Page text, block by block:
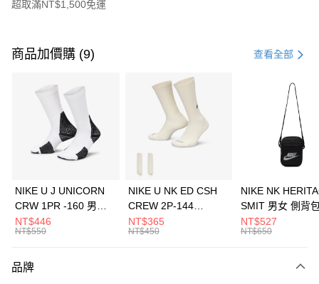
超取滿NT$1,500免運
信用卡一次付款
3 期 0 利率 每期 21家銀行
合作金庫商業銀行
第一商業銀行
華南商業銀行
彰化商業銀行
上海商業儲蓄銀行
元大商業銀行
台灣樂天信用卡公司
Apple Pay
全盈+PAY
AFTEE先享後付
【關於「AFTEE先享後付」】
商品加價購 (9) 查看全部
NIKE U J UNICORN
CRW 1PR -160 男女
中統襪 FZ3393100
NT$446
NT$550
NIKE U NK ED CSH
CREW 2P-144
EMBRDY 男女 短統襪
FZ3073133
NT$365
NT$450
NIKE NK
SMIT 男女 側背
BA5871010
NT$527
NT$650
品牌